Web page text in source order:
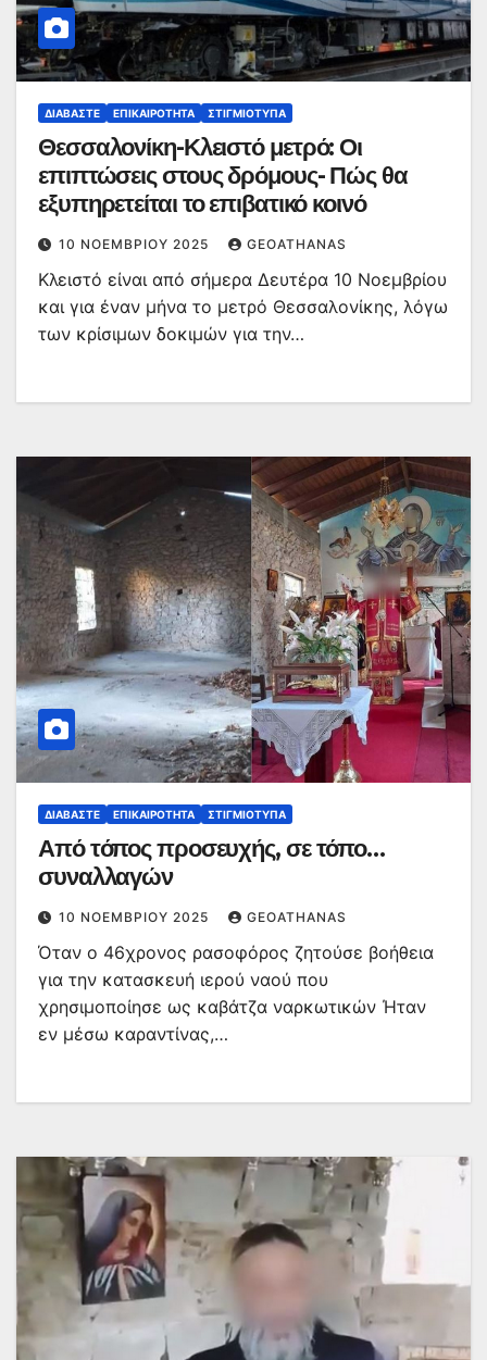
ΔΙΑΒΆΣΤΕ ΕΠΙΚΑΙΡΌΤΗΤΑ ΣΤΙΓΜΙΌΤΥΠΑ
Θεσσαλονίκη-Κλειστό μετρό: Οι
επιπτώσεις στους δρόμους- Πώς θα
εξυπηρετείται το επιβατικό κοινό
10 ΝΟΕΜΒΡΊΟΥ 2025 GEOATHANAS
Κλειστό είναι από σήμερα Δευτέρα 10 Νοεμβρίου
και για έναν μήνα το μετρό Θεσσαλονίκης, λόγω
των κρίσιμων δοκιμών για την…
ΔΙΑΒΆΣΤΕ ΕΠΙΚΑΙΡΌΤΗΤΑ ΣΤΙΓΜΙΌΤΥΠΑ
Από τόπος προσευχής, σε τόπο…
συναλλαγών
10 ΝΟΕΜΒΡΊΟΥ 2025 GEOATHANAS
Όταν ο 46χρονος ρασοφόρος ζητούσε βοήθεια
για την κατασκευή ιερού ναού που
χρησιμοποίησε ως καβάτζα ναρκωτικών Ήταν
εν μέσω καραντίνας,…